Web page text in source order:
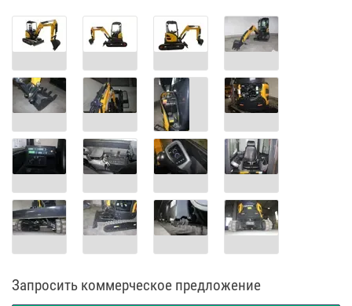
Запросить коммерческое предложение